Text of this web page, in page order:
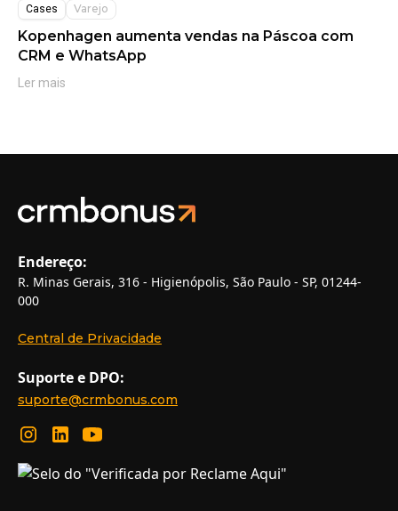
Cases Varejo
Kopenhagen aumenta vendas na Páscoa com
CRM e WhatsApp
Ler mais
Endereço:
R. Minas Gerais, 316 - Higienópolis, São Paulo - SP, 01244-
000
Central de Privacidade
Suporte e DPO:
suporte@crmbonus.com